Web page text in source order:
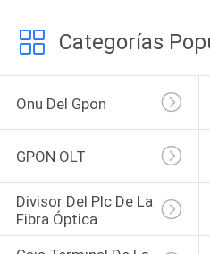
Categorías
Onu Del Gpon
GPON OLT
Divisor Del Plc De La
Fibra Óptica